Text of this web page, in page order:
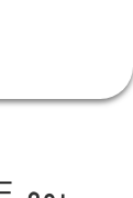
الجودة